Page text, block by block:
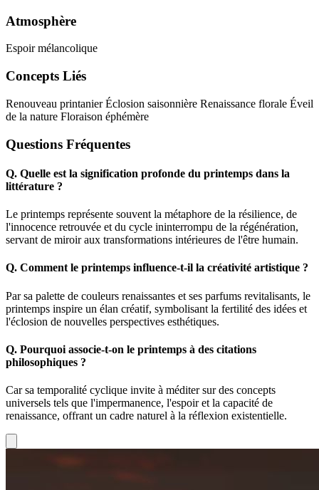
Atmosphère
Espoir mélancolique
Concepts Liés
Renouveau printanierÉclosion saisonnière Renaissance florale Éveil
de la nature Floraison éphémère
Questions Fréquentes
Q. Quelle est la signification profonde du printemps dans la
littérature ?
Le printemps représente souvent la métaphore de la résilience, de
l'innocence retrouvée et du cycle ininterrompu de la régénération,
servant de miroir aux transformations intérieures de l'être humain.
Q. Comment le printemps influence-t-il la créativité artistique ?
Par sa palette de couleurs renaissantes et ses parfums revitalisants, le
printemps inspire un élan créatif, symbolisant la fertilité des idées et
l'éclosion de nouvelles perspectives esthétiques.
Q. Pourquoi associe-t-on le printemps à des citations
philosophiques ?
Car sa temporalité cyclique invite à méditer sur des concepts
universels tels que l'impermanence, l'espoir et la capacité de
renaissance, offrant un cadre naturel à la réflexion existentielle.